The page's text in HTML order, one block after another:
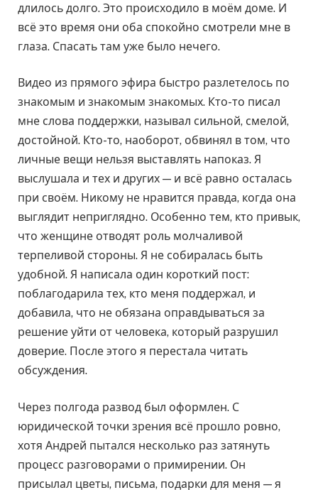
длилось долго. Это происходило в моём доме. И
всё это время они оба спокойно смотрели мне в
глаза. Спасать там уже было нечего.
Видео из прямого эфира быстро разлетелось по
знакомым и знакомым знакомых. Кто-то писал
мне слова поддержки, называл сильной, смелой,
достойной. Кто-то, наоборот, обвинял в том, что
личные вещи нельзя выставлять напоказ. Я
выслушала и тех и других — и всё равно осталась
при своём. Никому не нравится правда, когда она
выглядит неприглядно. Особенно тем, кто привык,
что женщине отводят роль молчаливой
терпеливой стороны. Я не собиралась быть
удобной. Я написала один короткий пост:
поблагодарила тех, кто меня поддержал, и
добавила, что не обязана оправдываться за
решение уйти от человека, который разрушил
доверие. После этого я перестала читать
обсуждения.
Через полгода развод был оформлен. С
юридической точки зрения всё прошло ровно,
хотя Андрей пытался несколько раз затянуть
процесс разговорами о примирении. Он
присылал цветы, письма, подарки для меня — я